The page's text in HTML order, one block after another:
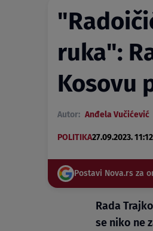
ruka":
Kosovu
Autor: Anđela Vučićević
POLITIKA27.09.2023. 11:12
Postavi Nova.rs za
Rada
se niko ne